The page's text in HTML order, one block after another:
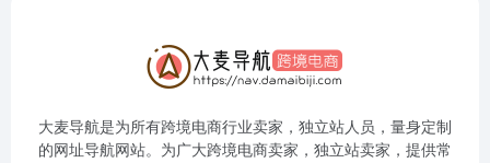
大麦导航是为所有跨境电商行业卖家，独立站人员，量身定制
的网址导航网站。为广大跨境电商卖家，独立站卖家，提供常